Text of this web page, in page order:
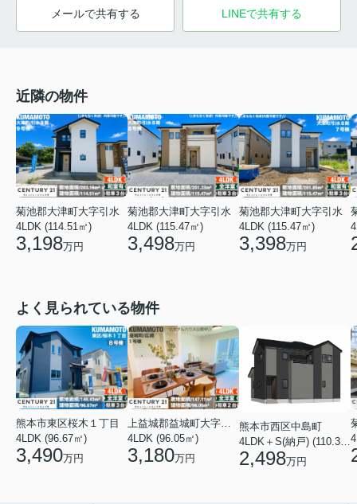
メールで共有する LINEで共有する
近隣の物件
菊池郡大津町大字引水
4LDK (114.51㎡)
3,198万円
菊池郡大津町大字引水
4LDK (115.47㎡)
3,498万円
菊池郡大津町大字引水
4LDK (115.47㎡)
3,398万円
よく見られている物件
熊本市東区桜木１丁目
4LDK (96.67㎡)
3,490万円
上益城郡益城町大字広崎
4LDK (96.05㎡)
3,180万円
熊本市西区中島町
4LDK＋S(納戸) (110.37㎡)
2,498万円